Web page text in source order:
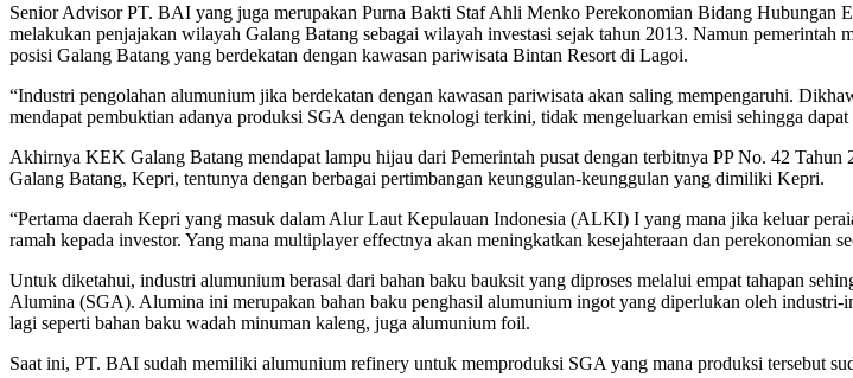
Senior Advisor PT. BAI yang juga merupakan Purna Bakti Staf Ahli Menko Perekonomian Bidang Hubungan
melakukan penjajakan wilayah Galang Batang sebagai wilayah investasi sejak tahun 2013. Namun
posisi Galang Batang yang berdekatan dengan kawasan pariwisata Bintan Resort di Lagoi.
“Industri pengolahan alumunium jika berdekatan dengan kawasan pariwisata akan saling mempengaruhi.
mendapat pembuktian adanya produksi SGA dengan teknologi terkini, tidak mengeluarkan emisi sehingga
Akhirnya KEK Galang Batang mendapat lampu hijau dari Pemerintah pusat dengan terbitnya PP No. 42
Galang Batang, Kepri, tentunya dengan berbagai pertimbangan keunggulan-keunggulan yang dimiliki Kepri.
“Pertama daerah Kepri yang masuk dalam Alur Laut Kepulauan Indonesia (ALKI) I yang mana jika keluar
ramah kepada investor. Yang mana multiplayer effectnya akan meningkatkan kesejahteraan dan perekonomian
Untuk diketahui, industri alumunium berasal dari bahan baku bauksit yang diproses melalui empat tahapan
Alumina (SGA). Alumina ini merupakan bahan baku penghasil alumunium ingot yang diperlukan oleh
lagi seperti bahan baku wadah minuman kaleng, juga alumunium foil.
Saat ini, PT. BAI sudah memiliki alumunium refinery untuk memproduksi SGA yang mana produksi tersebut